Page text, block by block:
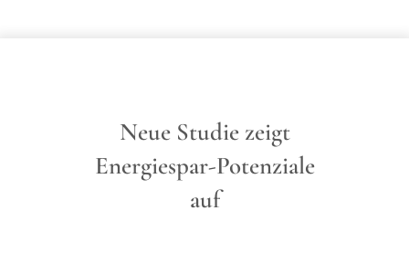
Neue Studie zeigt
Energiespar-Potenziale
auf